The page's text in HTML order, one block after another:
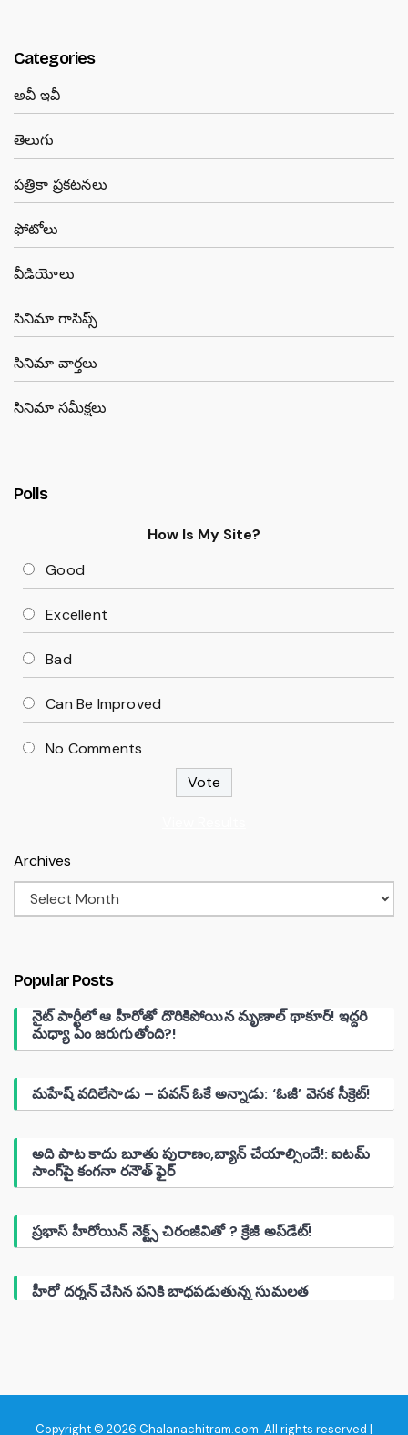
Categories
అవీ ఇవీ
తెలుగు
పత్రికా ప్రకటనలు
ఫోటోలు
వీడియోలు
సినిమా గాసిప్స్
సినిమా వార్తలు
సినిమా సమీక్షలు
Polls
How Is My Site?
Good
Excellent
Bad
Can Be Improved
No Comments
Archives
Popular Posts
నైట్ పార్టీలో ఆ హీరోతో దొరికిపోయిన మృణాల్ థాకూర్! ఇద్దరి
మధ్యా ఏం జరుగుతోంది?!
మహేష్ వదిలేసాడు – పవన్ ఓకే అన్నాడు: ‘ఓజీ’ వెనక సీక్రెట్!
అది పాట కాదు బూతు పురాణం,బ్యాన్ చేయాల్సిందే!: ఐటమ్
సాంగ్‌పై కంగనా రనౌత్ ఫైర్
ప్రభాస్ హీరోయిన్ నెక్ట్స్ చిరంజీవితో ? క్రేజీ అప్‌డేట్!
హీరో దర్శన్ చేసిన పనికి బాధపడుతున్న సుమలత
Copyright © 2026 Chalanachitram.com. All rights reserved |